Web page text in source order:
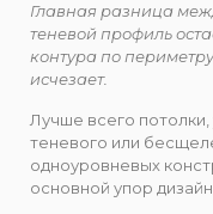
Главная разница
теневой профиль
контура по
исчезает.
Лучше всего
теневого или
одноуровневых
основной упор